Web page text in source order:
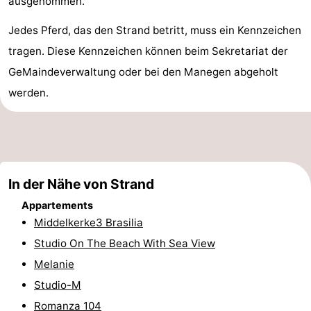
-
Radfahren
-
Reiten
-
Golfplatze
Surfen
Essen
und
trinken
Veranstaltungen
Praktisch
Jedes Pferd, das den Strand betritt, muss ein Kennzeichen
tragen. Diese Kennzeichen können beim Sekretariat der
GeMaindeverwaltung oder bei den Manegen abgeholt
werden.
In der Nähe von Strand
Appartements
Middelkerke3 Brasilia
Studio On The Beach With Sea View
Melanie
Studio-M
Romanza 104